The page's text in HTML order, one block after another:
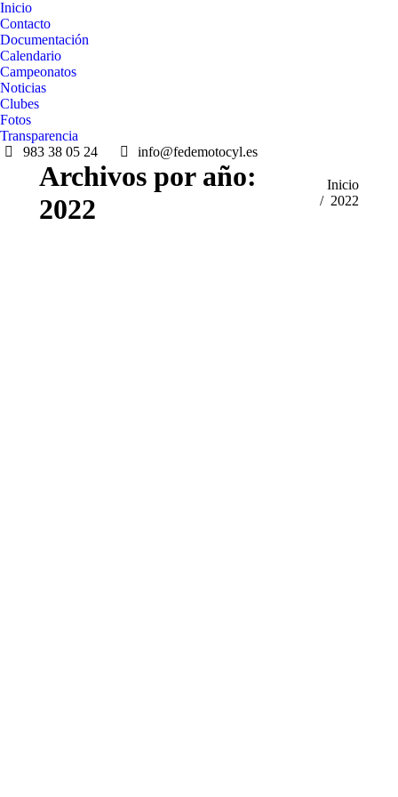
Inicio
Contacto
Documentación
Calendario
Campeonatos
Noticias
Clubes
Fotos
Transparencia
983 38 05 24
info@fedemotocyl.es
Archivos por año:
2022
Estás aquí:
Inicio
2022